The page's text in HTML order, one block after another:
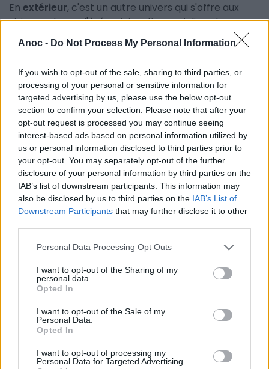
Anoc - Do Not Process My Personal Information
If you wish to opt-out of the sale, sharing to third parties, or
processing of your personal or sensitive information for
targeted advertising by us, please use the below opt-out
section to confirm your selection. Please note that after your
opt-out request is processed you may continue seeing
interest-based ads based on personal information utilized by
us or personal information disclosed to third parties prior to
your opt-out. You may separately opt-out of the further
disclosure of your personal information by third parties on the
IAB’s list of downstream participants. This information may
also be disclosed by us to third parties on the IAB’s List of
Downstream Participants that may further disclose it to other
Personal Data Processing Opt Outs
I want to opt-out of the Sharing of my
personal data.
Opted In
I want to opt-out of the Sale of my
Personal Data.
Opted In
I want to opt-out of processing my
Personal Data for Targeted Advertising.
En extérieur, c'est un autre univers qui s'offre aux
visiteurs durant l'été : mini-golf, ventriglisse, bateau
pirate et balançoires attendent les explorateurs et
les sportifs de tous âges.
Monkey Park L'Union propose également des
forfaits pour organiser l'anniversaire de votre enfant.
Infos pratiques :
Ouvert tous les jours de 10h à 19h pendant les
vacances scolaires.
Ouvert les mercredis, vendredis, samedis et
dimanches hors vacances scolaires.
Chaussettes obligatoires. Il est interdit d'apporter
des boissons et pique-niques de l'extérieur.
Un autre Monkey Park ouvre ses portes aux enfants
à Plaisance-du-Touche.
INFORMATIONS PRATIQUES
DATES ET HORAIRES
Du 6 novembre 2019 au 17 novembre 2024